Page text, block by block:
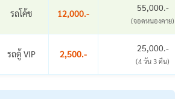
รถโค้ช 12,000.-
55,000.-
(จอดหนองคาย)
รถตู้ VIP 2,500.-
25,000.-
(4 วัน 3 คืน)